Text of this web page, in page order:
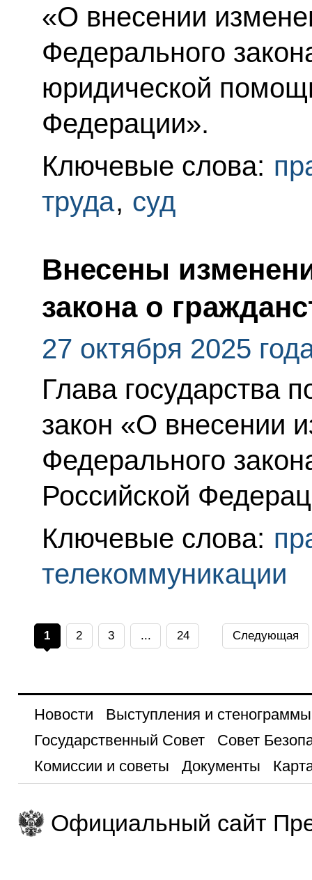
«О внесении
Федерального
юридической
Федерации».
Ключевые слова:
труда, суд
Внесены
закона о
27 октября 2025
Глава государства
закон «О внесении
Федерального
Российской
Ключевые слова:
телекоммуникации
1 2 3 ... 24 Следующая
Новости
Выступления и стенограммы
Государственный Совет
Совет
Комиссии и советы
Документы
Официальный сайт